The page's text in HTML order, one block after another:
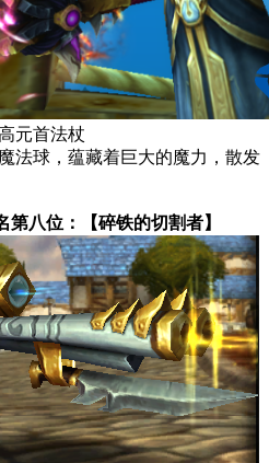
杖
球，蕴藏着巨大的魔力，散发
第八位：【碎铁的切割者】